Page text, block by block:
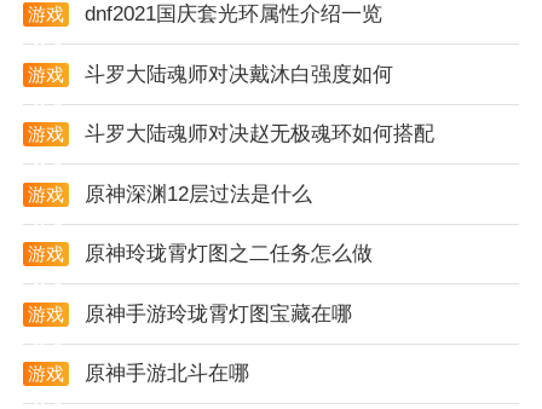
效率。
3. 在不同场景下模拟数据丢失情况，测试软件的恢复效
果和安全性。
游戏
dnf2021国庆套光环属性介绍一览
游戏
斗罗大陆魂师对决戴沐白强度如何
游戏
斗罗大陆魂师对决赵无极魂环如何搭配
游戏
原神深渊12层过法是什么
游戏
原神玲珑霄灯图之二任务怎么做
游戏
原神手游玲珑霄灯图宝藏在哪
游戏
原神手游北斗在哪